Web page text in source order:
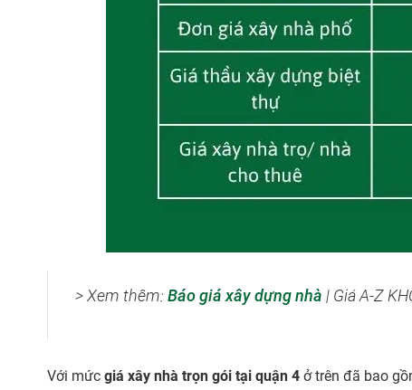
> Xem thêm: Báo giá xây dựng nhà | Giá A-Z
Với mức giá xây nhà trọn gói tại quận 4 ở trên đã bao